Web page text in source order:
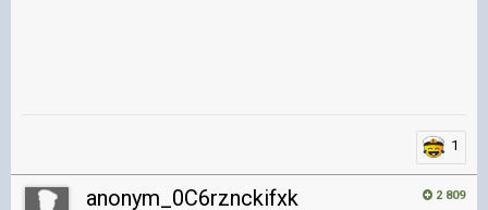
1
2 809
anonym_0C6rznckifxk